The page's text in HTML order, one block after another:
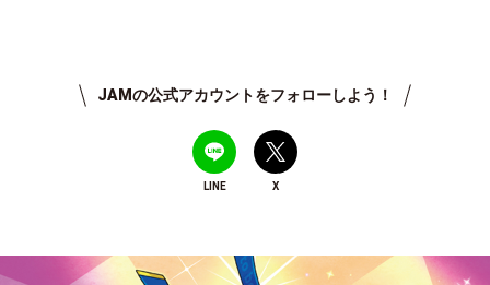
JAMの公式アカウントをフォローしよう！
LINE X